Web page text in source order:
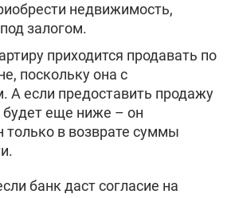
недвижимость,
залогом.
приходится продавать по
поскольку она с
А если предоставить продажу
будет еще ниже – он
только в возврате суммы
банк даст согласие на